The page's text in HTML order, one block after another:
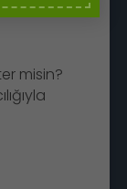
misin?